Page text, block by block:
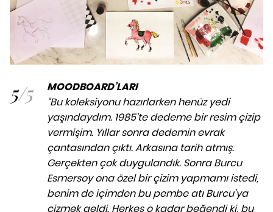
5/5
MOODBOARD’LARI
“Bu koleksiyonu hazırlarken henüz yedi
yaşındaydım. 1985’te dedeme bir resim çizip
vermişim. Yıllar sonra dedemin evrak
çantasından çıktı. Arkasına tarih atmış.
Gerçekten çok duygulandık. Sonra Burcu
Esmersoy ona özel bir çizim yapmamı istedi,
benim de içimden bu pembe atı Burcu’ya
çizmek geldi. Herkes o kadar beğendi ki, bu